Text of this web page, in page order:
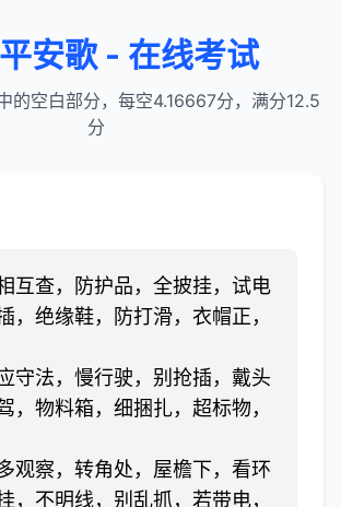
安歌 - 在线考试
的空白部分，每空4.16667分，满分12.5
分
互查，防护品，全披挂，试电
，绝缘鞋，防打滑，衣帽正，
守法，慢行驶，别抢插，戴头
，物料箱，细捆扎，超标物，
观察，转角处，屋檐下，看环
，不明线，别乱抓，若带电，